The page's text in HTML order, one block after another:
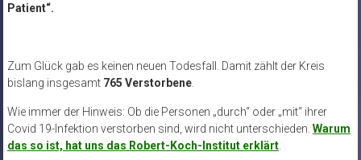
Patient“.
Zum Glück gab es keinen neuen Todesfall. Damit zählt der Kreis
bislang insgesamt 765 Verstorbene.
Wie immer der Hinweis: Ob die Personen „durch“ oder „mit“ ihrer
Covid 19-Infektion verstorben sind, wird nicht unterschieden. Warum
das so ist, hat uns das Robert-Koch-Institut erklärt.